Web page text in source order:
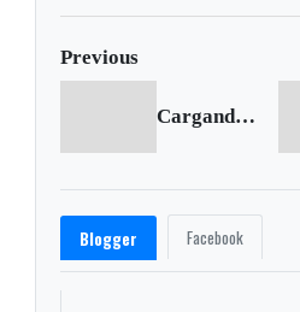
Previous
Cargando anterior...
Blogger Facebook